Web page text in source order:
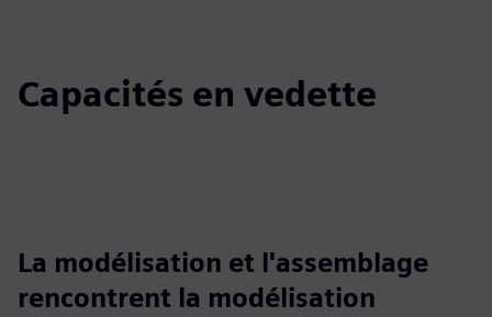
Capacités en vedette
La modélisation et l'assemblage
rencontrent la modélisation